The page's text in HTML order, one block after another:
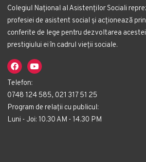
Colegiul Național al Asistenților Sociali
profesiei de asistent social și acționează
conferite de lege pentru dezvoltarea
prestigiului ei în cadrul vieții sociale.
Telefon:
0748 124 585, 021 317 51 25
Program de relații cu publicul:
Luni - Joi: 10.30 AM - 14.30 PM